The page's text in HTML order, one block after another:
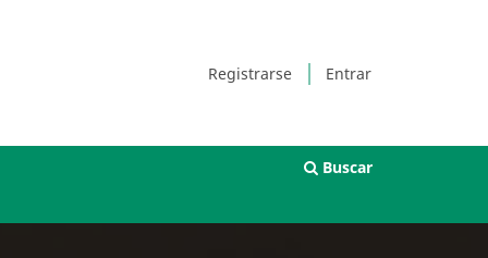
Registrarse Entrar
Buscar